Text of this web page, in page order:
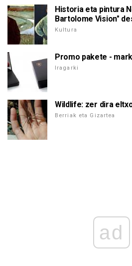
Historia eta pintura
Bartolome Vision"
Kultura
Promo pakete -
Iragarki
Wildlife: zer dira
Berriak eta Gizartea
ad